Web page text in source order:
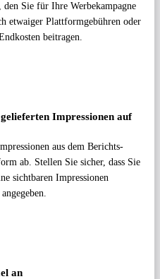
den Sie für Ihre Werbekampagne
etwaiger Plattformgebühren oder
beitragen.
Impressionen auf
aus dem Berichts-
ab. Stellen Sie sicher, dass Sie
sichtbaren Impressionen
an